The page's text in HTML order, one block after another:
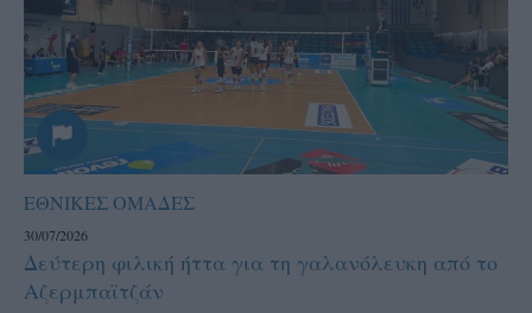
ΕΘΝΙΚΕΣ ΟΜΑΔΕΣ
30/07/2026
Δεύτερη φιλική ήττα για τη γαλανόλευκη από το
Αζερμπαϊτζάν